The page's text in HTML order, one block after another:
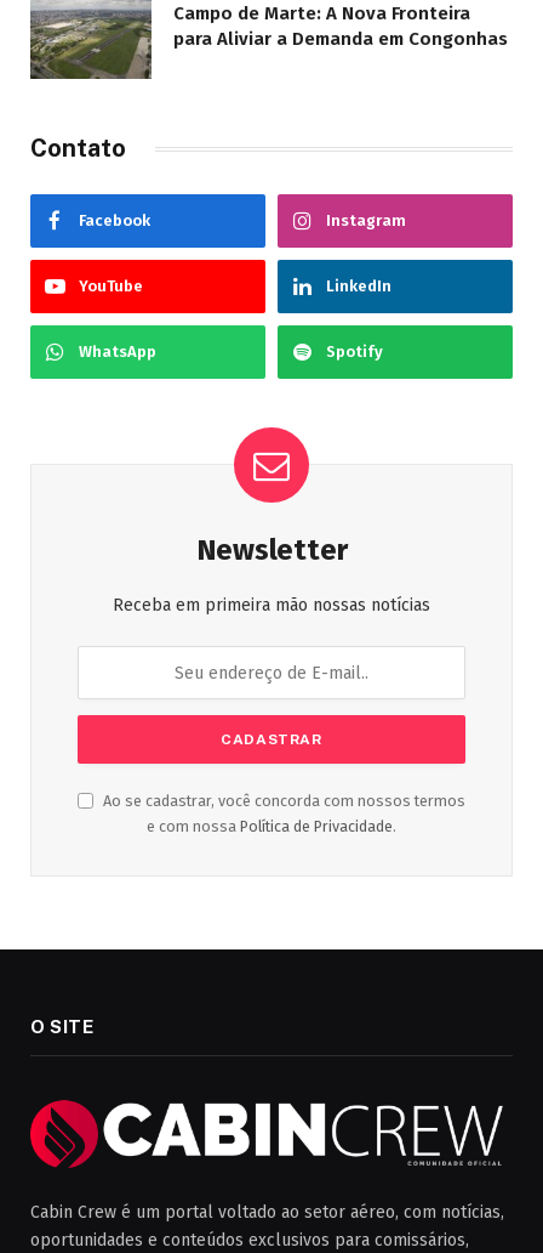
Campo de Marte: A Nova Fronteira
para Aliviar a Demanda em Congonhas
Contato
Facebook Instagram
YouTube LinkedIn
WhatsApp Spotify
Newsletter
Receba em primeira mão nossas notícias
Ao se cadastrar, você concorda com nossos termos
e com nossa Política de Privacidade.
O SITE
Cabin Crew é um portal voltado ao setor aéreo, com notícias,
oportunidades e conteúdos exclusivos para comissários,